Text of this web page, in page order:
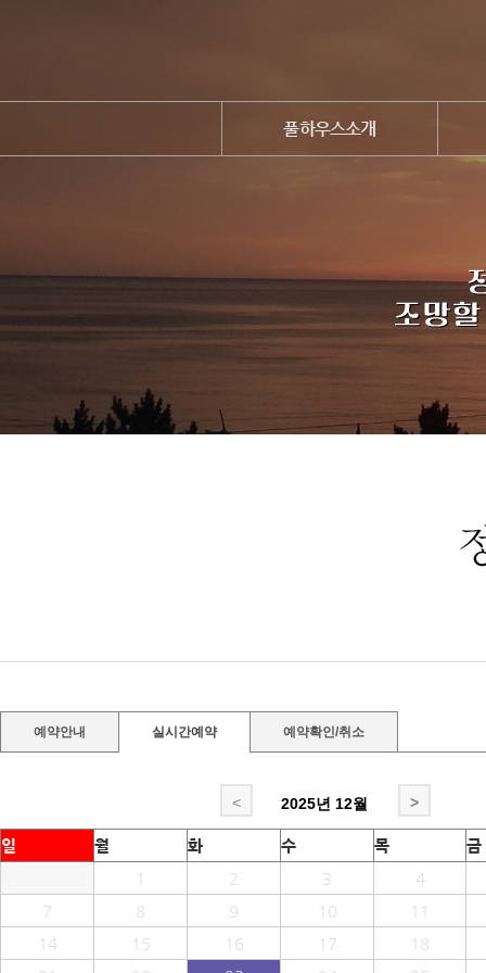
풀하우스소개
예약안내 실시간예약 예약확인/취소
< 2025년 12월 >
일 월 화 수 목
금
1
2 3
4
7
8 9 10
11
14
15 16 17
18